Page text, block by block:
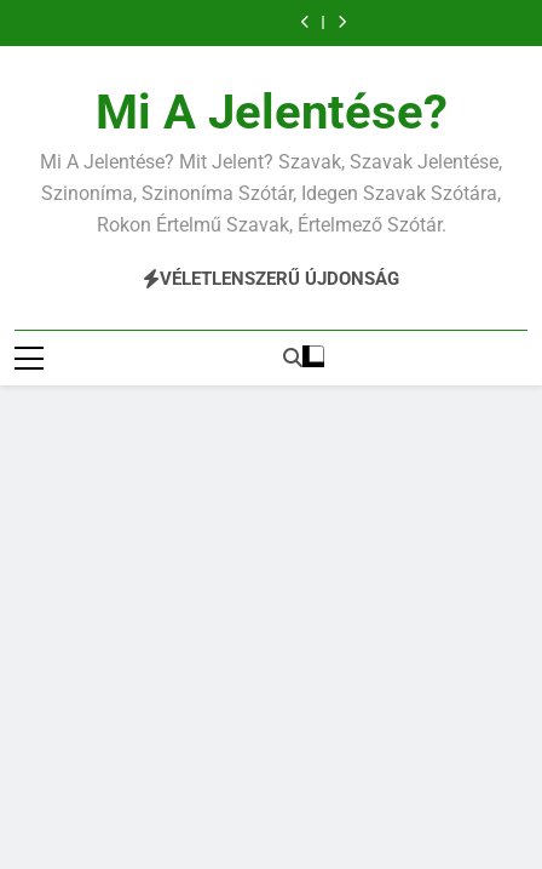
a
Mi A Jelentése?
Mi A Jelentése? Mit Jelent? Szavak, Szavak Jelentése,
Szinoníma, Szinoníma Szótár, Idegen Szavak Szótára,
Rokon Értelmű Szavak, Értelmező Szótár.
VÉLETLENSZERŰ ÚJDONSÁG